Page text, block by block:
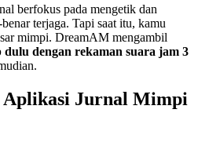
berfokus pada mengetik dan
terjaga. Tapi saat itu, kamu
mimpi. DreamAM mengambil
dulu dengan rekaman suara jam 3
Aplikasi Jurnal Mimpi